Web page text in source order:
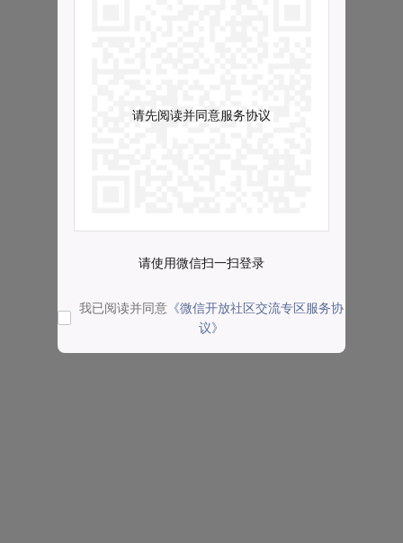
请先阅读并同意服务协议
请使用微信扫一扫登录
我已阅读并同意 《微信开放社区交流专区服务协
议》